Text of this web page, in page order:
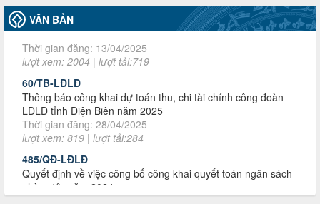
VĂN BẢN
đoàn khi đơn vị sát nhập, chấm dứt hoạt động
Thời gian đăng: 13/04/2025
60/TB-LĐLĐ
LĐLĐ tỉnh Điện Biên năm 2025
Thời gian đăng: 28/04/2025
lượt xem: 819 | lượt tải:284
485/QĐ-LĐLĐ
nhà nước năm 2024
Thời gian đăng: 29/04/2025